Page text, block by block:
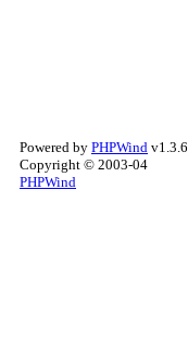
Powered by PHPWind v1.3.6
Copyright © 2003-04
PHPWind